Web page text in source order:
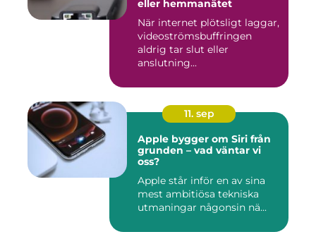
eller hemmanätet
När internet plötsligt laggar,
videoströmsbuffringen
aldrig tar slut eller
anslutning...
11. sep
Apple bygger om Siri från
grunden – vad väntar vi
oss?
Apple står inför en av sina
mest ambitiösa tekniska
utmaningar någonsin nä...